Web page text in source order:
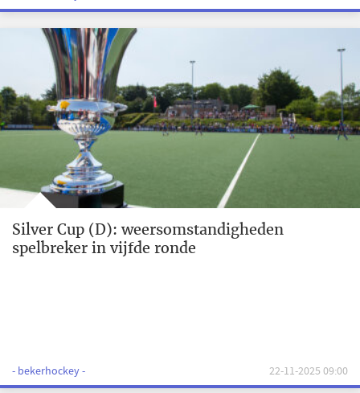
Silver Cup (D): weersomstandigheden
spelbreker in vijfde ronde
- bekerhockey - 22-11-2025 09:00